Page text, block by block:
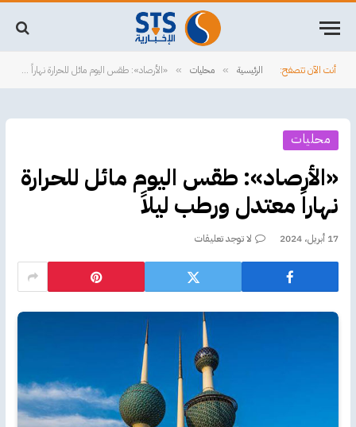
أنت الآن تتصفح: الرئيسية » محليات » «الأرصاد»: طقس اليوم مائل للحرارة نهاراً معتدل ورطب ليلاً
محليات
«الأرصاد»: طقس اليوم مائل للحرارة
نهاراً معتدل ورطب ليلاً
17 أبريل، 2024 لا توجد تعليقات